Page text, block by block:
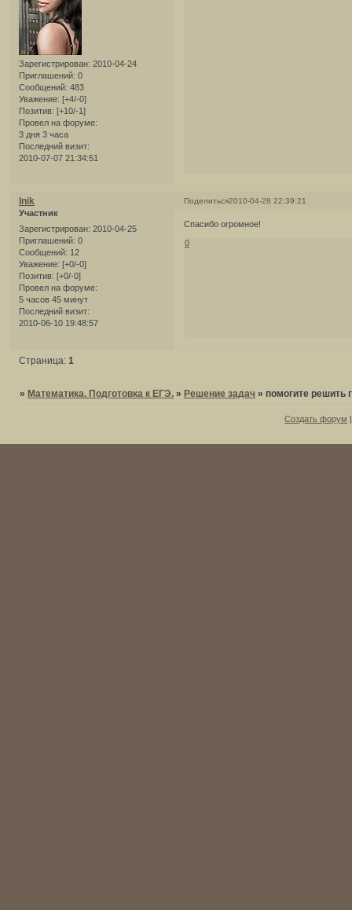
Зарегистрирован: 2010-04-24
Приглашений: 0
Сообщений: 483
Уважение: [+4/-0]
Позитив: [+10/-1]
Провел на форуме:
3 дня 3 часа
Последний визит:
2010-07-07 21:34:51
Поделиться2010-04-28 22:39:21
Inik
Участник
Зарегистрирован: 2010-04-25
Приглашений: 0
Сообщений: 12
Уважение: [+0/-0]
Позитив: [+0/-0]
Провел на форуме:
5 часов 45 минут
Последний визит:
2010-06-10 19:48:57
Спасибо огромное!
0
Страница:1
» Математика. Подготовка к ЕГЭ. » Решение задач » помогите решить
Создать форум